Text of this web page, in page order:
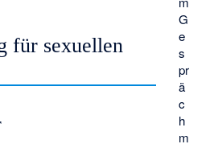
G
e
s
pr
ä
c
h
m
für sexuellen